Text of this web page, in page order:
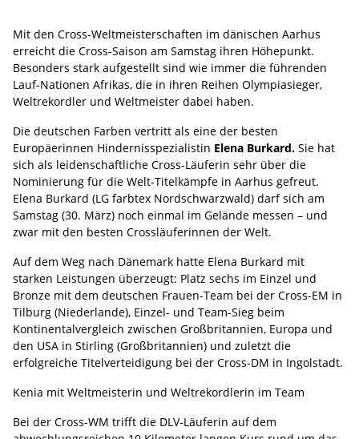
Mit den Cross-Weltmeisterschaften im dänischen Aarhus
erreicht die Cross-Saison am Samstag ihren Höhepunkt.
Besonders stark aufgestellt sind wie immer die führenden
Lauf-Nationen Afrikas, die in ihren Reihen Olympiasieger,
Weltrekordler und Weltmeister dabei haben.
Die deutschen Farben vertritt als eine der besten
Europäerinnen Hindernisspezialistin Elena Burkard. Sie hat
sich als leidenschaftliche Cross-Läuferin sehr über die
Nominierung für die Welt-Titelkämpfe in Aarhus gefreut.
Elena Burkard (LG farbtex Nordschwarzwald) darf sich am
Samstag (30. März) noch einmal im Gelände messen – und
zwar mit den besten Crossläuferinnen der Welt.
Auf dem Weg nach Dänemark hatte Elena Burkard mit
starken Leistungen überzeugt: Platz sechs im Einzel und
Bronze mit dem deutschen Frauen-Team bei der Cross-EM in
Tilburg (Niederlande), Einzel- und Team-Sieg beim
Kontinentalvergleich zwischen Großbritannien, Europa und
den USA in Stirling (Großbritannien) und zuletzt die
erfolgreiche Titelverteidigung bei der Cross-DM in Ingolstadt.
Kenia mit Weltmeisterin und Weltrekordlerin im Team
Bei der Cross-WM trifft die DLV-Läuferin auf dem